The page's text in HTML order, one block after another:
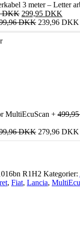
3 meter – Letter
DKK Den
oprindelige
299,95 DKK
DKK 239,96 DKK
MultiEcuScan +
DKK 279,96 DKK
R1H2 Kategorier:
, Fiat, Lancia,